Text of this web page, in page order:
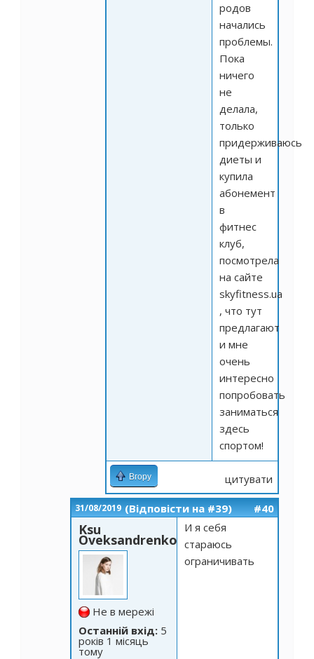
родов
начались
проблемы.
Пока
ничего
не
делала,
только
придерживаюсь
диеты и
купила
абонемент
в
фитнес
клуб,
посмотрела
на сайте
skyfitness.ua
, что тут
предлагают
и мне
очень
интересно
попробовать
заниматься
здесь
спортом!
Вгору цитувати
31/08/2019 (Відповісти на #39) #40
Ksu
Oveksandrenko
Не в мережі
Останній вхід: 5
років 1 місяць
тому
И я себя
стараюсь
ограничивать